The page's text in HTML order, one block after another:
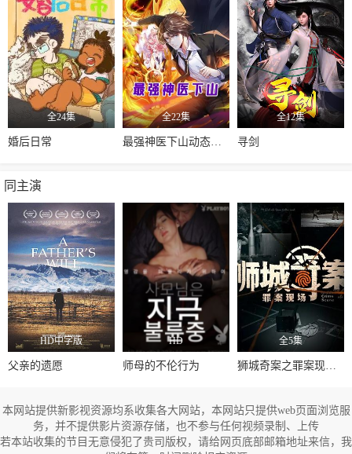
全24集
婚后日常
全22集 全12集
寻剑
同主演
HD中字版
父亲的遗愿
HD
师母的不伦行为
全5集
本网站提供新影视资源均系收集各大网站，本网站只提供web页面浏览服
务，并不提供影片资源存储，也不参与任何视频录制、上传
若本站收集的节目无意侵犯了贵司版权，请给网页底部邮箱地址来信，我